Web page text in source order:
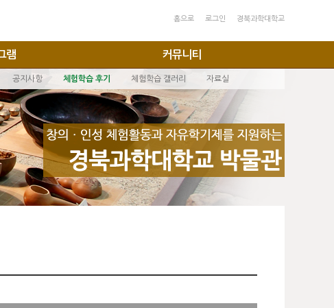
홈으로 로그인 경북과학대학교
램 커뮤니티
공지사항 체험학습 후기 체험학습 갤러리 자료실